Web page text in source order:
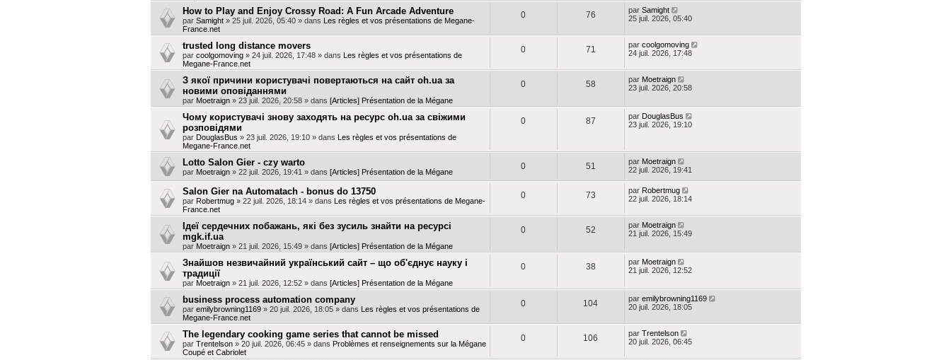
How to Play and Enjoy Crossy Road: A Fun Arcade Adventure
par Samight» 25 juil. 2026, 05:40» dans Les règles et vos présentations de Megane-
France.net
0 76 par Samight
25 juil. 2026, 05:40
trusted long distance movers
par coolgomoving» 24 juil. 2026, 17:48» dans Les règles et vos présentations de
Megane-France.net
0 71 par coolgomoving
24 juil. 2026, 17:48
З якої причини користувачі повертаються на сайт oh.ua за
новими оповіданнями
par Moetraign» 23 juil. 2026, 20:58» dans [Articles] Présentation de la Mégane
0 58 par Moetraign
23 juil. 2026, 20:58
Чому користувачі знову заходять на ресурс oh.ua за свіжими
розповідями
par DouglasBus » 23 juil. 2026, 19:10» dans Les règles et vos présentations de
Megane-France.net
0 87 par DouglasBus
23 juil. 2026, 19:10
Lotto Salon Gier - czy warto
par Moetraign» 22 juil. 2026, 19:41 » dans [Articles] Présentation de la Mégane
0 51 par Moetraign
22 juil. 2026, 19:41
Salon Gier na Automatach - bonus do 13750
par Robertmug» 22 juil. 2026, 18:14» dans Les règles et vos présentations de Megane-
France.net
0 73 par Robertmug
22 juil. 2026, 18:14
Ідеї сердечних побажань, які без зусиль знайти на ресурсі
mgk.if.ua
par Moetraign» 21 juil. 2026, 15:49» dans [Articles] Présentation de la Mégane
0 52 par Moetraign
21 juil. 2026, 15:49
Знайшов незвичайний український сайт – що об'єднує науку і
традиції
par Moetraign» 21 juil. 2026, 12:52» dans [Articles] Présentation de la Mégane
0 38 par Moetraign
21 juil. 2026, 12:52
business process automation company
par emilybrowning1169» 20 juil. 2026, 18:05» dans Les règles et vos présentations de
Megane-France.net
0 104 par emilybrowning1169
20 juil. 2026, 18:05
The legendary cooking game series that cannot be missed
par Trentelson» 20 juil. 2026, 06:45» dans Problèmes et renseignements sur la Mégane
Coupé et Cabriolet
0 106 par Trentelson
20 juil. 2026, 06:45